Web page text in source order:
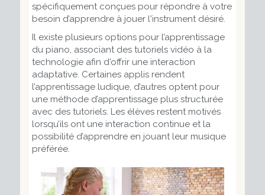
spécifiquement conçues pour répondre à votre
besoin d’apprendre à jouer l'instrument désiré.
Il existe plusieurs options pour l’apprentissage
du piano, associant des tutoriels vidéo à la
technologie afin d'offrir une interaction
adaptative. Certaines applis rendent
l’apprentissage ludique, d’autres optent pour
une méthode d’apprentissage plus structurée
avec des tutoriels. Les élèves restent motivés
lorsqu’ils ont une interaction continue et la
possibilité d’apprendre en jouant leur musique
préférée.